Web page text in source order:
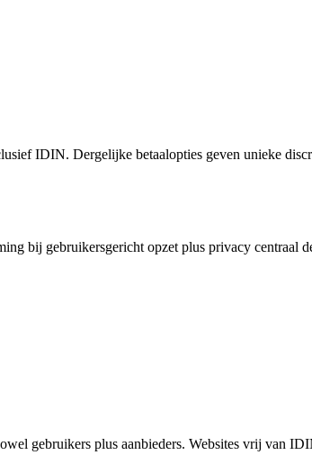
IDIN. Dergelijke betaalopties geven unieke
bij gebruikersgericht opzet plus privacy centraal
gebruikers plus aanbieders. Websites vrij van